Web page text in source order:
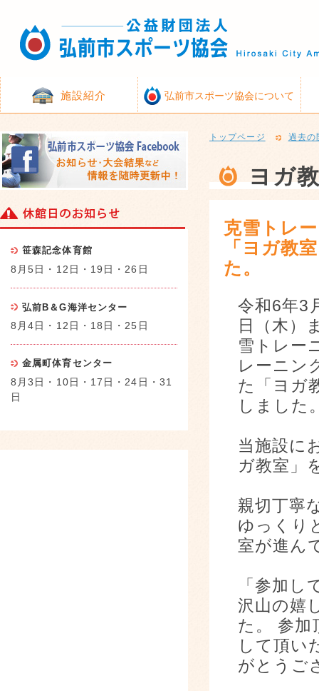
施設紹介 弘前市スポーツ協会について
トップページ 過去の
ヨガ
克雪トレ
「ヨガ教
た。
令和6年3
日（木）
雪トレー
レーニン
た「ヨガ
しました
当施設に
ガ教室」
親切丁寧
ゆっくり
室が進ん
「参加
沢山の嬉
た。 参加
して頂い
がとうご
笹森記念体育館
8月5日・12日・19日・26日
弘前B＆G海洋センター
8月4日・12日・18日・25日
金属町体育センター
8月3日・10日・17日・24日・31
日